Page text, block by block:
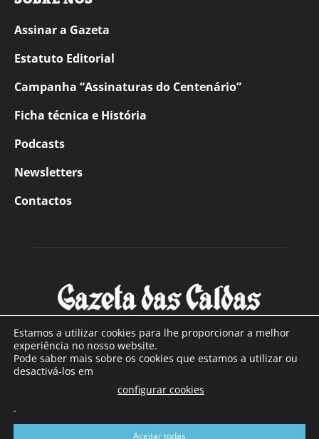
Assinar a Gazeta
Estatuto Editorial
Campanha “Assinaturas do Centenário”
Ficha técnica e História
Podcasts
Newsletters
Contactos
SOBRE NÓS
Com sede nas Caldas da Rainha e mais de 90 anos de
a sul de distrito de Leiria, com mais de 40.000 leitores por
Estamos a utilizar cookies para lhe proporcionar a melhor
experiência no nosso website.
Pode saber mais sobre os cookies que estamos a utilizar ou
desactivá-los em
configurar cookies
.
Aceitar todas